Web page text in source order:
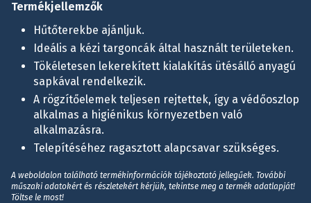
Termékjellemzők
Hűtőterekbe ajánljuk.
Ideális a kézi targoncák által használt területeken.
Tökéletesen lekerekített kialakítás ütésálló anyagú
sapkával rendelkezik.
A rögzítőelemek teljesen rejtettek, így a védőoszlop
alkalmas a higiénikus környezetben való
alkalmazásra.
Telepítéséhez ragasztott alapcsavar szükséges.
A weboldalon található termékinformációk tájékoztató jellegűek. További
műszaki adatokért és részletekért kérjük, tekintse meg a termék adatlapját!
Töltse le most!